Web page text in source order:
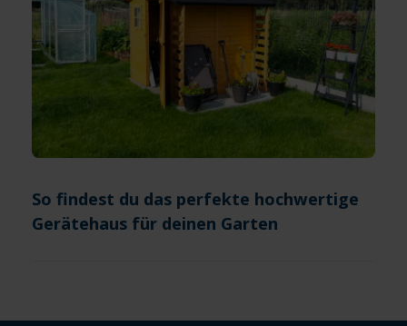
So findest du das perfekte hochwertige
Gerätehaus für deinen Garten